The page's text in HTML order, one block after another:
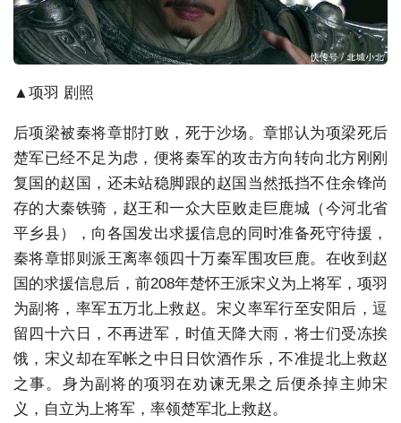
▲项羽 剧照
后项梁被秦将章邯打败，死于沙场。章邯认为项梁死后
楚军已经不足为虑，便将秦军的攻击方向转向北方刚刚
复国的赵国，还未站稳脚跟的赵国当然抵挡不住余锋尚
存的大秦铁骑，赵王和一众大臣败走巨鹿城（今河北省
平乡县），向各国发出求援信息的同时准备死守待援，
秦将章邯则派王离率领四十万秦军围攻巨鹿。在收到赵
国的求援信息后，前208年楚怀王派宋义为上将军，项羽
为副将，率军五万北上救赵。宋义率军行至安阳后，逗
留四十六日，不再进军，时值天降大雨，将士们受冻挨
饿，宋义却在军帐之中日日饮酒作乐，不准提北上救赵
之事。身为副将的项羽在劝谏无果之后便杀掉主帅宋
义，自立为上将军，率领楚军北上救赵。